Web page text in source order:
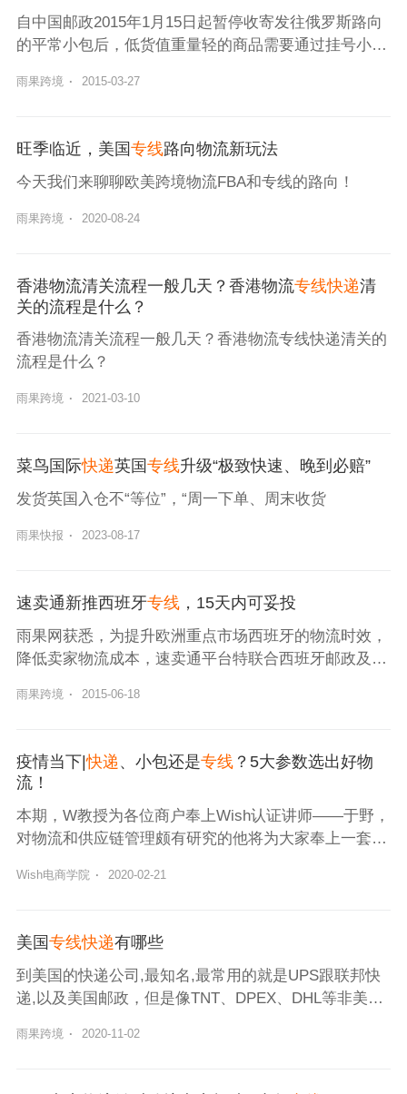
自中国邮政2015年1月15日起暂停收寄发往俄罗斯路向
的平常小包后，低货值重量轻的商品需要通过挂号小包
力，2105年3月24日，速卖通与芬兰邮政合作推出“芬兰
兰邮政经济小
雨果跨境 · 2015-03-27
旺季临近，美国专线路向物流新玩法
今天我们来聊聊欧美跨境物流FBA和专线的路向！
雨果跨境 · 2020-08-24
香港物流清关流程一般几天？香港物流专线快递清
关的流程是什么？
香港物流清关流程一般几天？香港物流专线快递清关的
流程是什么？
雨果跨境 · 2021-03-10
菜鸟国际快递英国专线升级“极致快速、晚到必赔”
发货英国入仓不“等位”，“周一下单、周末收货
雨果快报 · 2023-08-17
速卖通新推西班牙专线，15天内可妥投
雨果网获悉，为提升欧洲重点市场西班牙的物流时效，
降低卖家物流成本，速卖通平台特联合西班牙邮政及中
线“中外运-西邮经济小包”。 据介绍，“中外运-西邮经济
雨果跨境 · 2015-06-18
疫情当下|快递 、小包还是专线？5大参数选出好物
流！
本期，W教授为各位商户奉上Wish认证讲师——于野，
对物流和供应链管理颇有研究的他将为大家奉上一套化
Wish电商学院 · 2020-02-21
美国专线快递有哪些
到美国的快递公司,最知名,最常用的就是UPS跟联邦快
递,以及美国邮政，但是像TNT、DPEX、DHL等非美国
雨果跨境 · 2020-11-02